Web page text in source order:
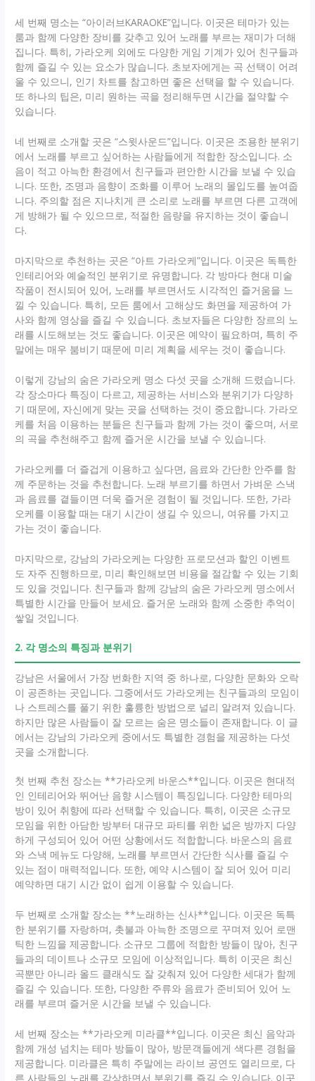
세 번째 명소는 “아이러브KARAOKE”입니다. 이곳은 테마가 있는
룸과 함께 다양한 장비를 갖추고 있어 노래를 부르는 재미가 더해
집니다. 특히, 가라오케 외에도 다양한 게임 기계가 있어 친구들과
함께 즐길 수 있는 요소가 많습니다. 초보자에게는 곡 선택이 어려
울 수 있으니, 인기 차트를 참고하면 좋은 선택을 할 수 있습니다.
또 하나의 팁은, 미리 원하는 곡을 정리해두면 시간을 절약할 수
있습니다.
네 번째로 소개할 곳은 “스윗사운드”입니다. 이곳은 조용한 분위기
에서 노래를 부르고 싶어하는 사람들에게 적합한 장소입니다. 소
음이 적고 아늑한 환경에서 친구들과 편안한 시간을 보낼 수 있습
니다. 또한, 조명과 음향이 조화를 이루어 노래의 몰입도를 높여줍
니다. 주의할 점은 지나치게 큰 소리로 노래를 부르면 다른 고객에
게 방해가 될 수 있으므로, 적절한 음량을 유지하는 것이 좋습니
다.
마지막으로 추천하는 곳은 “아트 가라오케”입니다. 이곳은 독특한
인테리어와 예술적인 분위기로 유명합니다. 각 방마다 현대 미술
작품이 전시되어 있어, 노래를 부르면서도 시각적인 즐거움을 느
낄 수 있습니다. 특히, 모든 룸에서 고해상도 화면을 제공하여 가
사와 함께 영상을 즐길 수 있습니다. 초보자들은 다양한 장르의 노
래를 시도해보는 것도 좋습니다. 이곳은 예약이 필요하며, 특히 주
말에는 매우 붐비기 때문에 미리 계획을 세우는 것이 좋습니다.
이렇게 강남의 숨은 가라오케 명소 다섯 곳을 소개해 드렸습니다.
각 장소마다 특징이 다르고, 제공하는 서비스와 분위기가 다양하
기 때문에, 자신에게 맞는 곳을 선택하는 것이 중요합니다. 가라오
케를 처음 이용하는 분들은 친구들과 함께 가는 것이 좋으며, 서로
의 곡을 추천해주고 함께 즐거운 시간을 보낼 수 있습니다.
가라오케를 더 즐겁게 이용하고 싶다면, 음료와 간단한 안주를 함
께 주문하는 것을 추천합니다. 노래 부르기를 하면서 가벼운 스낵
과 음료를 곁들이면 더욱 즐거운 경험이 될 것입니다. 또한, 가라
오케를 이용할 때는 대기 시간이 생길 수 있으니, 여유를 가지고
가는 것이 좋습니다.
마지막으로, 강남의 가라오케는 다양한 프로모션과 할인 이벤트
도 자주 진행하므로, 미리 확인해보면 비용을 절감할 수 있는 기회
도 있을 것입니다. 친구들과 함께 강남의 숨은 가라오케 명소에서
특별한 시간을 만들어 보세요. 즐거운 노래와 함께 소중한 추억이
쌓일 것입니다.
2. 각 명소의 특징과 분위기
강남은 서울에서 가장 번화한 지역 중 하나로, 다양한 문화와 오락
이 공존하는 곳입니다. 그중에서도 가라오케는 친구들과의 모임이
나 스트레스를 풀기 위한 훌륭한 방법으로 널리 알려져 있습니다.
하지만 많은 사람들이 잘 모르는 숨은 명소들이 존재합니다. 이 글
에서는 강남의 가라오케 중에서도 특별한 경험을 제공하는 다섯
곳을 소개합니다.
첫 번째 추천 장소는 **가라오케 바운스**입니다. 이곳은 현대적
인 인테리어와 뛰어난 음향 시스템이 특징입니다. 다양한 테마의
방이 있어 취향에 따라 선택할 수 있습니다. 특히, 이곳은 소규모
모임을 위한 아담한 방부터 대규모 파티를 위한 넓은 방까지 다양
하게 구성되어 있어 어떤 상황에서도 적합합니다. 바운스의 음료
와 스낵 메뉴도 다양해, 노래를 부르면서 간단한 식사를 즐길 수
있는 점이 매력적입니다. 또한, 예약 시스템이 잘 되어 있어 미리
예약하면 대기 시간 없이 쉽게 이용할 수 있습니다.
두 번째로 소개할 장소는 **노래하는 신사**입니다. 이곳은 독특
한 분위기를 자랑하며, 촛불과 아늑한 조명으로 꾸며져 있어 로맨
틱한 느낌을 제공합니다. 소규모 그룹에 적합한 방들이 많아, 친구
들과의 데이트나 소규모 모임에 이상적입니다. 특히 이곳은 최신
곡뿐만 아니라 올드 클래식도 잘 갖춰져 있어 다양한 세대가 함께
즐길 수 있습니다. 또한, 다양한 주류와 음료가 준비되어 있어 노
래를 부르며 즐거운 시간을 보낼 수 있습니다.
세 번째 장소는 **가라오케 미라클**입니다. 이곳은 최신 음악과
함께 개성 넘치는 테마 방들이 많아, 방문객들에게 색다른 경험을
제공합니다. 미라클은 특히 주말에는 라이브 공연도 열리므로, 다
른 사람들의 노래를 감상하면서 분위기를 즐길 수 있습니다. 이곳